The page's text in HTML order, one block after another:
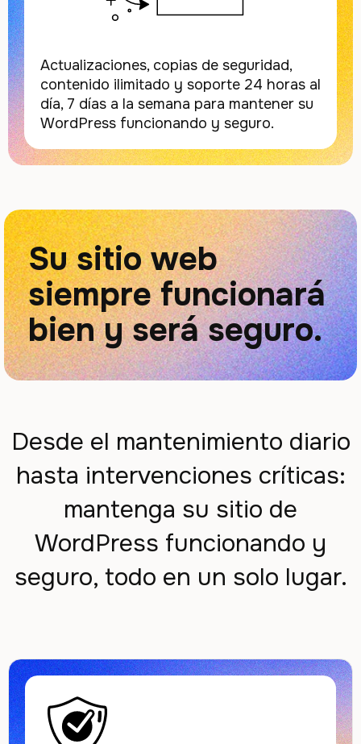
Actualizaciones, copias de seguridad,
contenido ilimitado y soporte 24 horas al
día, 7 días a la semana para mantener su
WordPress funcionando y seguro.
Su sitio web
siempre funcionará
bien y será seguro.
Desde el mantenimiento diario
hasta intervenciones críticas:
mantenga su sitio de
WordPress funcionando y
seguro, todo en un solo lugar.